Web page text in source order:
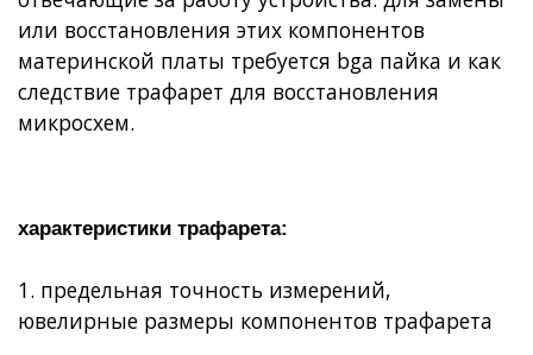
или восстановления этих компонентов
материнской платы требуется bga пайка и как
следствие трафарет для восстановления
микросхем.
характеристики трафарета:
1. предельная точность измерений,
ювелирные размеры компонентов трафарета